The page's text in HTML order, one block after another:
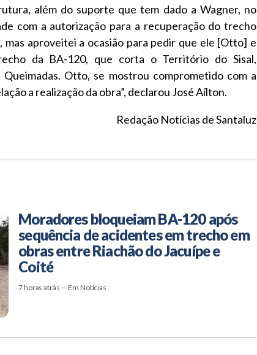
além do suporte que tem dado a Wagner, no
com a autorização para a recuperação do trecho
aproveitei a ocasião para pedir que ele [Otto] e
da BA-120, que corta o Território do Sisal,
Otto, se mostrou comprometido com a
a realização da obra”, declarou José Aílton.
Redação Notícias de Santaluz
Moradores bloqueiam BA-120 após
sequência de acidentes em trecho em
obras entre Riachão do Jacuípe e
Coité
7 horas atrás — Em Notícias